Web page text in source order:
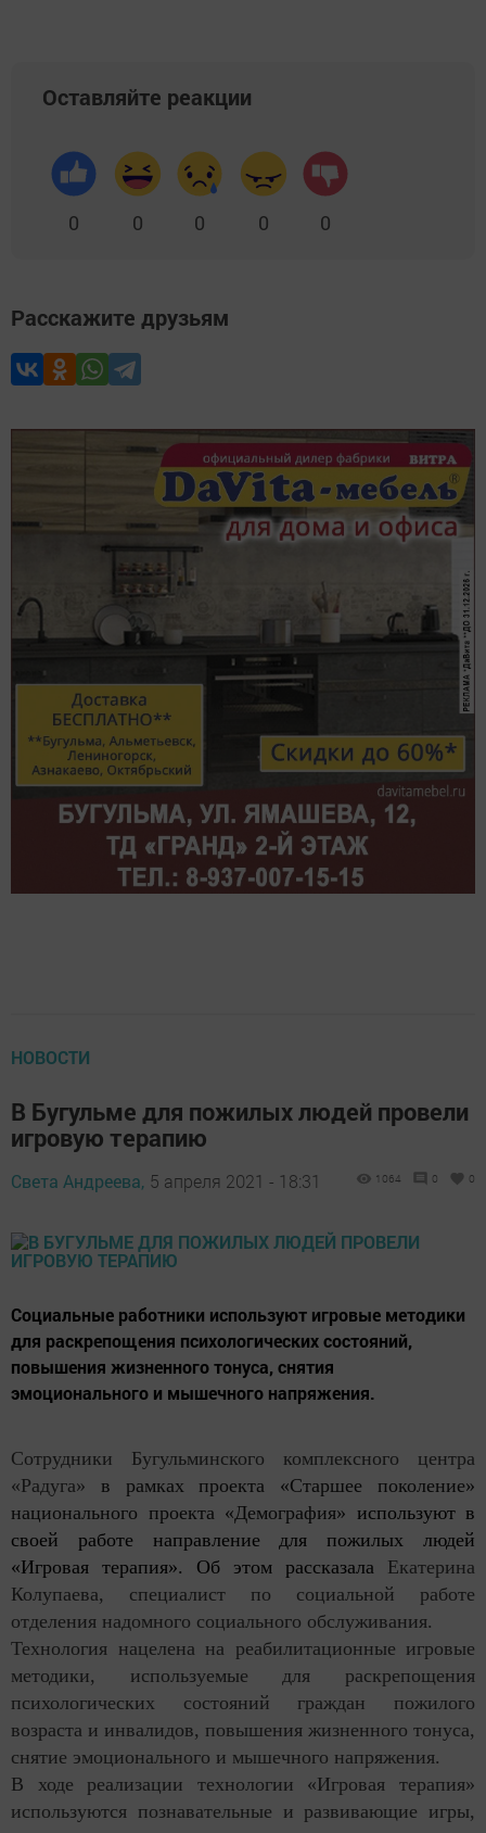
Оставляйте реакции
0 0 0 0 0
Расскажите друзьям
НОВОСТИ
В Бугульме для пожилых людей провели
игровую терапию
Света Андреева, 5 апреля 2021 - 18:31 1064 0 0
Социальные работники используют игровые методики
для раскрепощения психологических состояний,
повышения жизненного тонуса, снятия
эмоционального и мышечного напряжения.
Сотрудники Бугульминского комплексного центра
«Радуга» в рамках проекта «Старшее поколение»
национального проекта «Демография» используют в
своей работе направление для пожилых людей
«Игровая терапия». Об этом рассказала Екатерина
Колупаева, специалист по социальной работе
отделения надомного социального обслуживания.
Технология нацелена на реабилитационные игровые
методики, используемые для раскрепощения
психологических состояний граждан пожилого
возраста и инвалидов, повышения жизненного тонуса,
снятие эмоционального и мышечного напряжения.
В ходе реализации технологии «Игровая терапия»
используются познавательные и развивающие игры,